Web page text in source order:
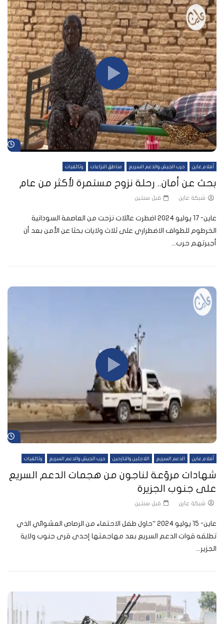
أفلام عاين حرب الجيش والدعم السريع مناطق النزاعات وثائقيات
بحث عن أمان.. رحلة نزوح مستمرة لأكثر من عام
شبكة عاين قبل سنتين
عاين- 17 يوليو 2024 اضطرت عائلات نزحت من العاصمة السودانية
الخرطوم للطواف الاضطراري على ثلاث ولايات بحثا عن الأمن بعد أن
أجبرتهم حرب...
أفلام عاين الدعم السريع اللاجئين والنازحين حرب الجيش والدعم السريع وثائقيات
شهادات مروّعة لناجون من هجمات الدعم السريع
على جنوب الجزيرة
شبكة عاين قبل سنتين
عاين- 15 يوليو 2024 “حاول طفل الاحتماء من الرصاص العشوائي الذي
تطلقه قوات الدعم السريع بعد مهاجمتها إحدى قرى جنوب ولاية
الجزير...